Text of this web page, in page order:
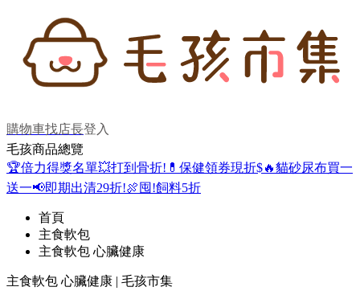
購物車找店長登入
毛孩商品總覽
🏆倍力得獎名單💥打到骨折! 💊保健領券現折$🔥貓砂尿布買一
送一📢即期出清29折!🍖囤!飼料5折
首頁
主食軟包
主食軟包 心臟健康
主食軟包 心臟健康 | 毛孩市集